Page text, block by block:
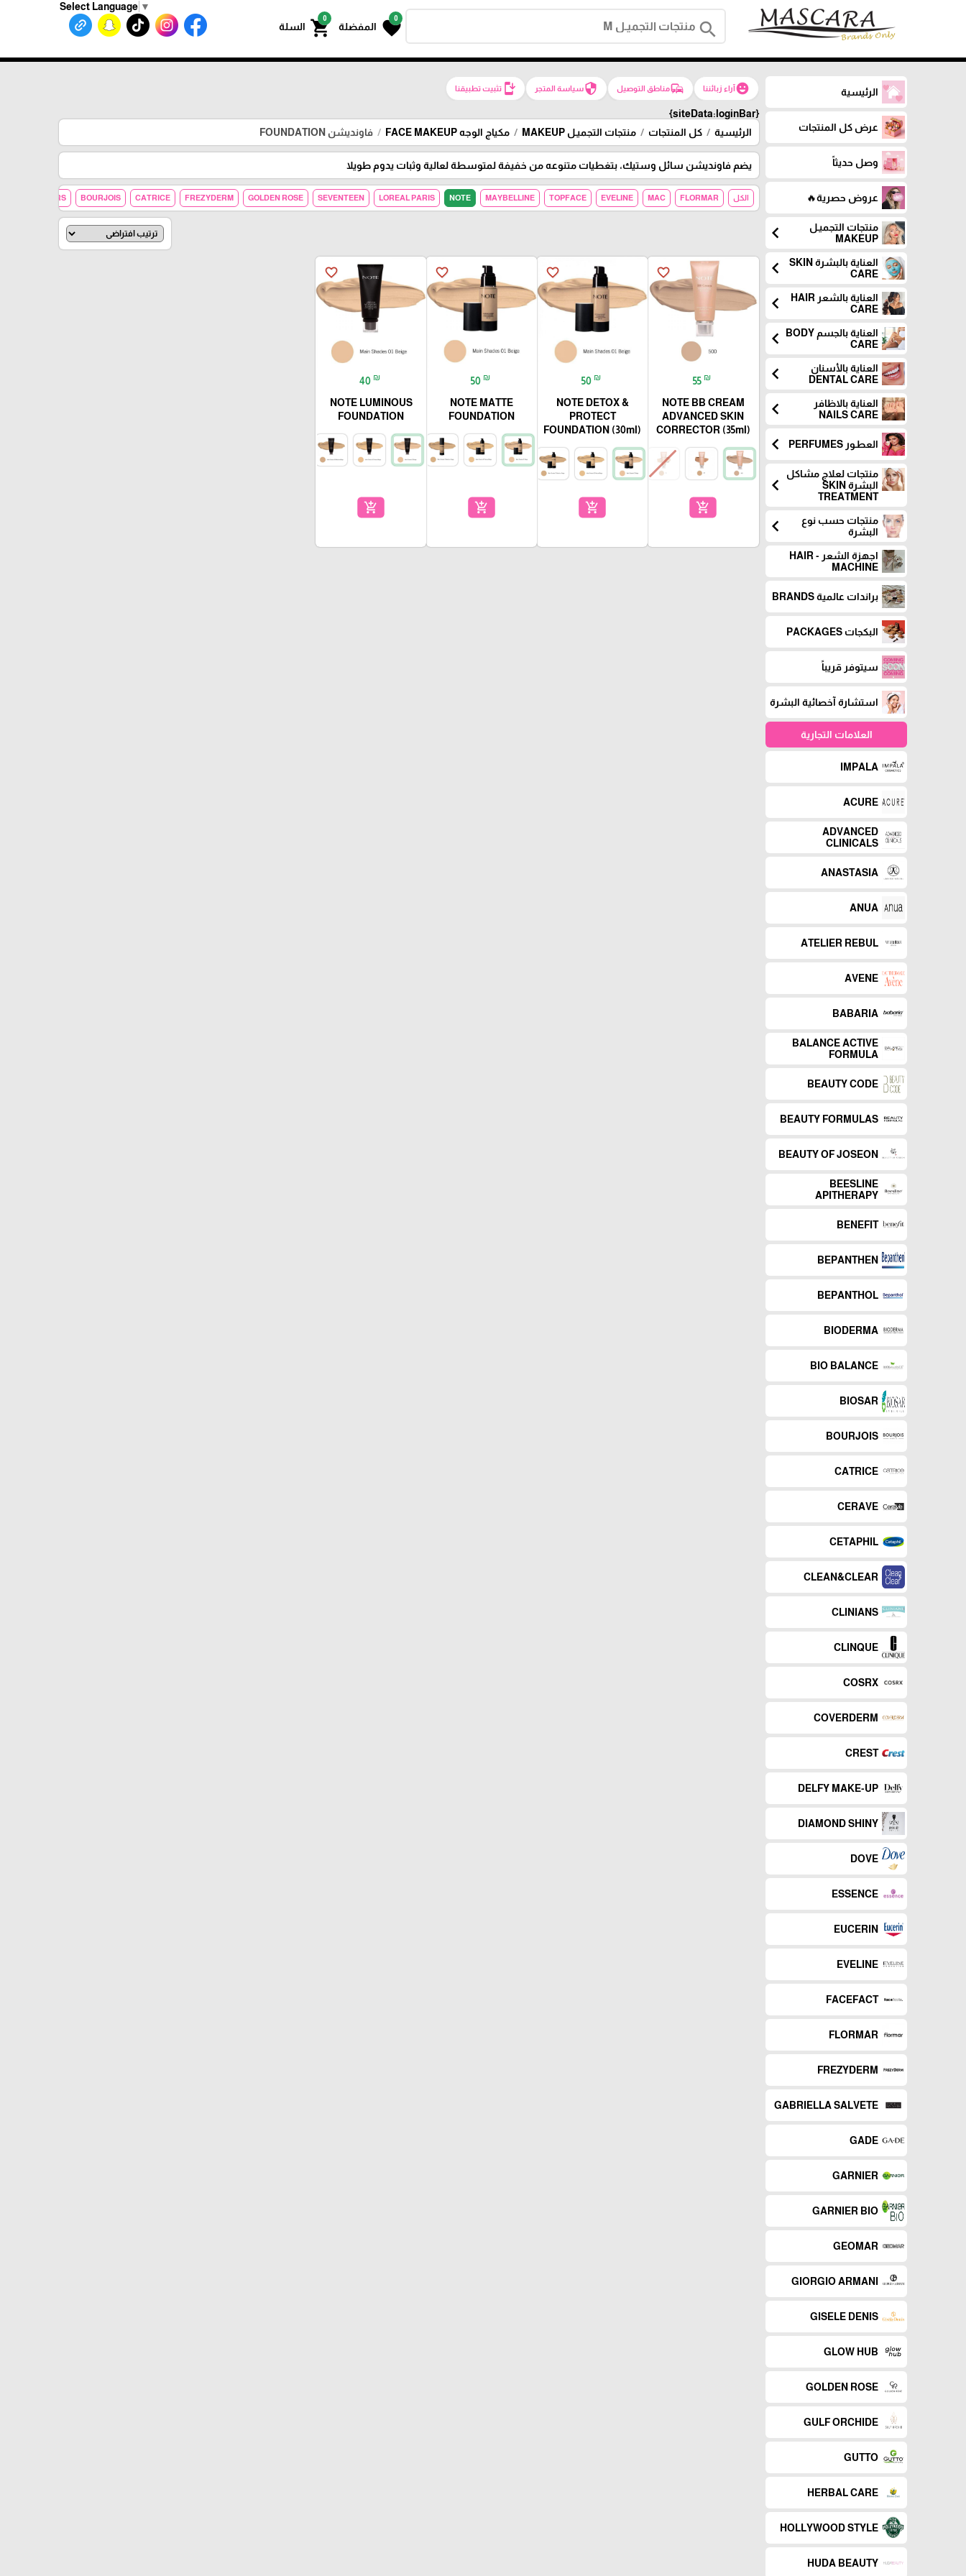
Select Language ▼
search
0
favorite المفضلة
0
shopping_cart السلة
الرئيسية
عرض كل المنتجات
وصل حديثاً
عروض حصرية🔥
منتجات التجميـل
MAKEUP
chevron_left
العناية بالبشرة SKIN
CARE
chevron_left
العناية بالشعر HAIR
CARE
chevron_left
العناية بالجسم BODY
CARE
chevron_left
العناية بالأسنان
DENTAL CARE
chevron_left
العناية بالاظافر
NAILS CARE
chevron_left
العطـور PERFUMES chevron_left
منتجات لعلاج مشاكل
البشرة SKIN
TREATMENT
chevron_left
منتجات حسب نوع
البشرة
chevron_left
اجهزة الشعر - HAIR
MACHINE
براندات عالمية BRANDS
البكجات PACKAGES
سيتوفر قريباً
استشارة آخصائية البشرة
العلامات التجارية
IMPALA
ACURE
ADVANCED
CLINICALS
ANASTASIA
ANUA
ATELIER REBUL
AVENE
BABARIA
BALANCE ACTIVE
FORMULA
BEAUTY CODE
BEAUTY FORMULAS
BEAUTY OF JOSEON
BEESLINE
APITHERAPY
BENEFIT
BEPANTHEN
BEPANTHOL
BIODERMA
BIO BALANCE
BIOSAR
BOURJOIS
CATRICE
CERAVE
CETAPHIL
CLEAN&CLEAR
CLINIANS
CLINQUE
COSRX
COVERDERM
CREST
DELFY MAKE-UP
DIAMOND SHINY
DOVE
ESSENCE
EUCERIN
EVELINE
FACEFACT
FLORMAR
FREZYDERM
GABRIELLA SALVETE
GADE
GARNIER
GARNIER BIO
GEOMAR
GIORGIO ARMANI
GISELE DENIS
GLOW HUB
GOLDEN ROSE
GULF ORCHIDE
GUTTO
HERBAL CARE
HOLLYWOOD STYLE
HUDA BEAUTY
emoji_emotionsآراء زبائننا commuteمناطق التوصيل securityسياسة المتجر install_mobileتثبيت تطبيقنا
{siteData:loginBar}
الرئيسية
كل المنتجات منتجات التجميـل MAKEUP مكياج الوجه FACE MAKEUP فاونديشن FOUNDATION
يضم فاونديشن سائل وستيك، بتغطيات متنوعه من خفيفة لمتوسطة لعالية وثبات يدوم طويلا
الكل FLORMAR
MAC
EVELINE
TOPFACE
MAYBELLINE
NOTE
LOREAL PARIS
SEVENTEEN
GOLDEN ROSE
FREZYDERM
CATRICE
BOURJOIS
NARS
favorite_border
55 ₪
NOTE BB CREAM
ADVANCED SKIN
CORRECTOR (35ml)
add_shopping_cart
favorite_border
50 ₪
NOTE DETOX &
PROTECT
FOUNDATION (30ml)
add_shopping_cart
favorite_border
50 ₪
NOTE MATTE
FOUNDATION
add_shopping_cart
favorite_border
40 ₪
NOTE LUMINOUS
FOUNDATION
add_shopping_cart